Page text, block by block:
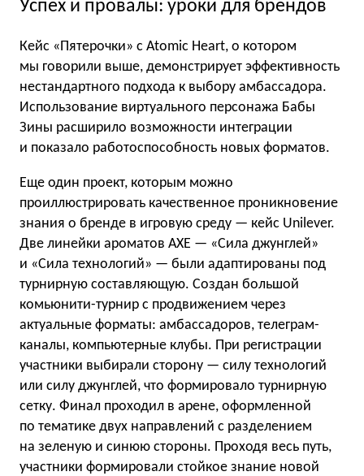
Успех и провалы: уроки для брендов
Кейс «Пятерочки» с Atomic Heart, о котором
мы говорили выше, демонстрирует эффективность
нестандартного подхода к выбору амбассадора.
Использование виртуального персонажа Бабы
Зины расширило возможности интеграции
и показало работоспособность новых форматов.
Еще один проект, которым можно
проиллюстрировать качественное проникновение
знания о бренде в игровую среду — кейс Unilever.
Две линейки ароматов AXE — «Сила джунглей»
и «Сила технологий» — были адаптированы под
турнирную составляющую. Создан большой
комьюнити-турнир с продвижением через
актуальные форматы: амбассадоров, телеграм-
каналы, компьютерные клубы. При регистрации
участники выбирали сторону — силу технологий
или силу джунглей, что формировало турнирную
сетку. Финал проходил в арене, оформленной
по тематике двух направлений с разделением
на зеленую и синюю стороны. Проходя весь путь,
участники формировали стойкое знание новой